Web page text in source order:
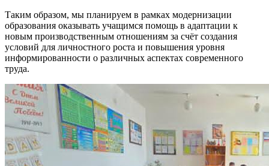
Таким образом, мы планируем в рамках модернизации
образования оказывать учащимся помощь в адаптации к
новым производственным отношениям за счёт создания
условий для личностного роста и повышения уровня
информированности о различных аспектах современного
труда.